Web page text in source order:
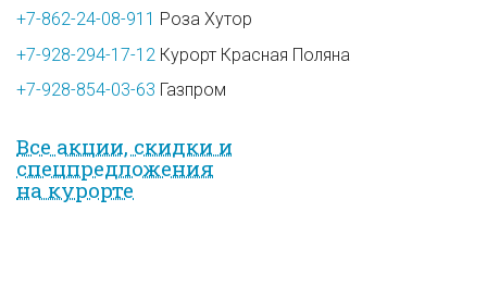
+7-862-24-08-911 Роза Хутор
+7-928-294-17-12 Курорт Красная Поляна
+7-928-854-03-63 Газпром
Все акции, скидки и
спец­предложе­ния
на курорте